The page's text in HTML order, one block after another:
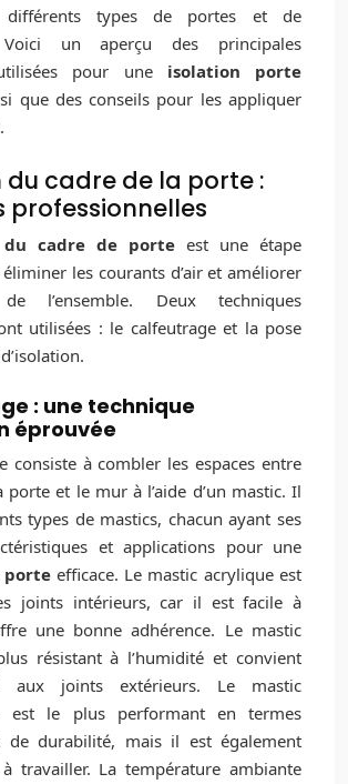
différents types de portes et de
Voici un aperçu des principales
pour une isolation porte
que des conseils pour les appliquer
du cadre de la porte :
professionnelles
du cadre de porte est une étape
les courants d’air et améliorer
de l’ensemble. Deux techniques
utilisées : le calfeutrage et la pose
: une technique
éprouvée
consiste à combler les espaces entre
porte et le mur à l’aide d’un mastic. Il
types de mastics, chacun ayant ses
et applications pour une
porte efficace. Le mastic acrylique est
joints intérieurs, car il est facile à
une bonne adhérence. Le mastic
résistant à l’humidité et convient
aux joints extérieurs. Le mastic
est le plus performant en termes
de durabilité, mais il est également
travailler. La température ambiante